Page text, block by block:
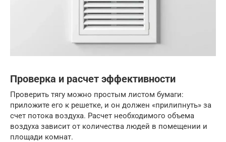
Проверка и расчет эффективности
Проверить тягу можно простым листом бумаги:
приложите его к решетке, и он должен «прилипнуть» за
счет потока воздуха. Расчет необходимого объема
воздуха зависит от количества людей в помещении и
площади комнат.